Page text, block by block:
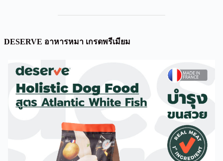
DESERVE อาหารหมา เกรดพรีเมียม